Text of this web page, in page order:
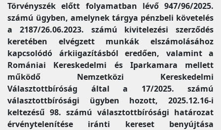
Törvényszék előtt folyamatban lévő 947/96/2025.
számú ügyben, amelynek tárgya pénzbeli követelés
a 2187/26.06.2023. számú kivitelezési szerződés
keretében elvégzett munkák elszámolásához
kapcsolódó árkiigazításból eredően, valamint a
Romániai Kereskedelmi és Iparkamara mellett
működő Nemzetközi Kereskedelmi
Választottbíróság által a 17/2025. számú
választottbírósági ügyben hozott, 2025.12.16-i
keltezésű 98. számú választottbírósági határozat
érvénytelenítése iránti kereset benyújtása